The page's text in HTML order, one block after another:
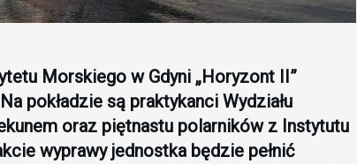
Morskiego w Gdyni „Horyzont II”
pokładzie są praktykanci Wydziału
oraz piętnastu polarników z Instytutu
wyprawy jednostka będzie pełnić